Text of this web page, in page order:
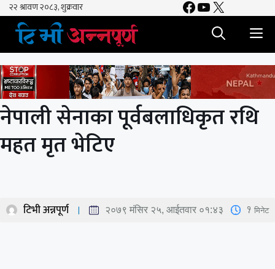
Skip
content
Facebook
YouTube
X
नेपाली सेनाका पूर्वबलाधिकृत रथि
महत मृत भेटिए
टिभी अन्नपूर्ण २०७९ मंसिर २५, आईतवार ०१:४३ 1 मिनेट